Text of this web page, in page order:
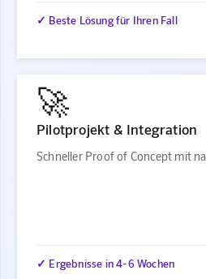
✓ Beste Lösung für Ihren Fall
🚀
Pilotprojekt & Integration
Schneller Proof of Concept mit
✓ Ergebnisse in 4-6 Wochen